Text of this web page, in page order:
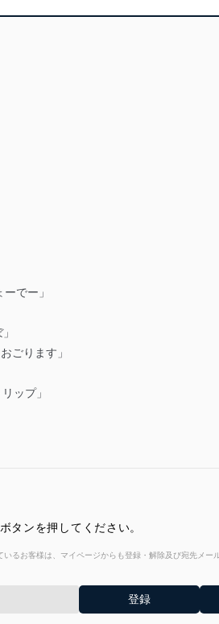
でー」
ごります」
ップ」
タンを押してください。
るお客様は、マイページからも登録・解除及び宛先メー